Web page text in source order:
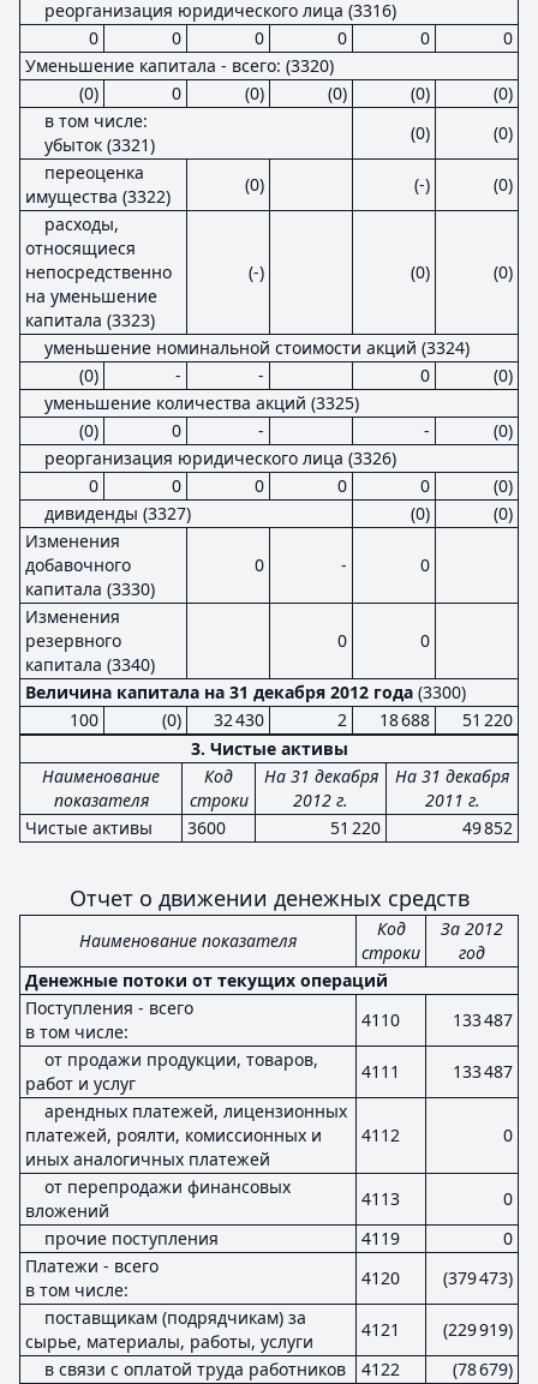
реорганизация юридического лица (3316)
0
0 0 0 0
0
Уменьшение капитала - всего: (3320)
(0)
0 (0) (0) (0)
(0)
в том числе:
убыток (3321)
(0)
(0)
переоценка
имущества (3322)
(0) (-)
(0)
расходы,
относящиеся
непосредственно
на уменьшение
капитала (3323)
(-) (0) (0)
уменьшение номинальной стоимости акций (3324)
(0)
- - 0
(0)
уменьшение количества акций (3325)
(0)
0 - -
(0)
реорганизация юридического лица (3326)
0
0 0 0 0
(0)
дивиденды (3327)
(0)
(0)
Изменения
добавочного
капитала (3330)
0 - 0
Изменения
резервного
капитала (3340)
0 0
Величина капитала на 31 декабря 2012 года (3300)
100
(0) 32 430 2 18 688
51 220
3. Чистые активы
Наименование
показателя
Код
строки
На 31 декабря
2012 г.
На 31 декабря
2011 г.
Чистые активы
3600 51 220 49 852
Отчет о движении денежных средств
Наименование показателя
Код
строки
За 2012
год
Денежные потоки от текущих операций
Поступления - всего
в том числе:
4110
133 487
от продажи продукции, товаров,
работ и услуг
4111
133 487
арендных платежей, лицензионных
платежей, роялти, комиссионных и
иных аналогичных платежей
4112 0
от перепродажи финансовых
вложений
4113
0
прочие поступления
4119
0
Платежи - всего
в том числе:
4120
(379 473)
поставщикам (подрядчикам) за
сырье, материалы, работы, услуги
4121
(229 919)
в связи с оплатой труда работников
4122
(78 679)